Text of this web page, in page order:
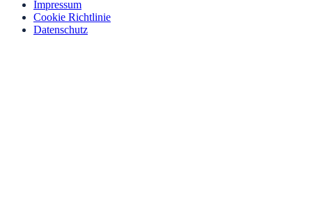
Impressum
Cookie Richtlinie
Datenschutz